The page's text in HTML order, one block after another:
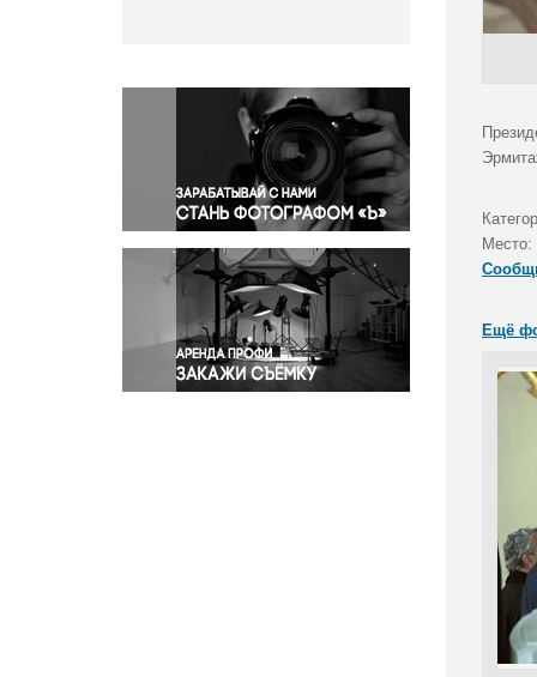
Окружающая среда
Политика
Правосудие
Происшествия и конфликты
Религия
Светская жизнь
Спорт
Экология
Экономика и бизнес
Место:
Ещё